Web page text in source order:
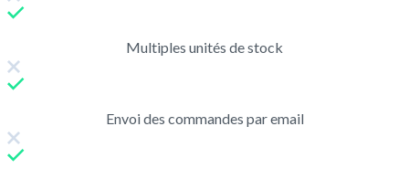
Multiples unités de stock
Envoi des commandes par email